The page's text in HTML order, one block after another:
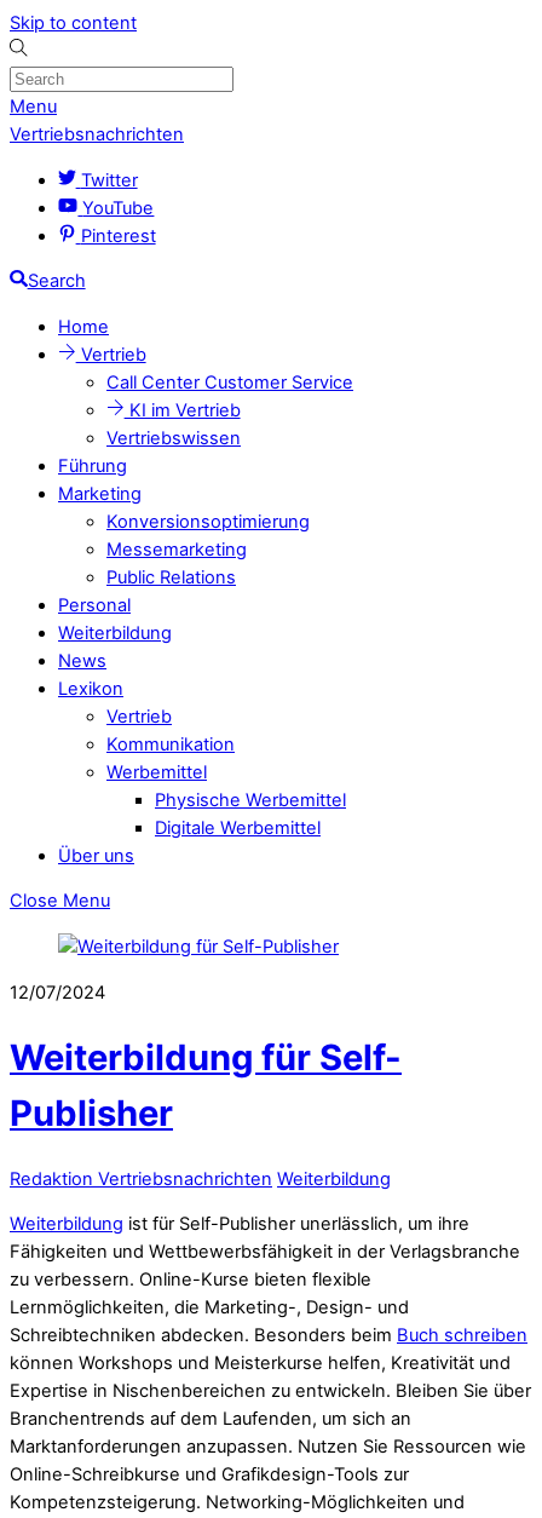
Skip to content
Menu
Vertriebsnachrichten
Twitter
YouTube
Pinterest
Search
Home
Vertrieb
Call Center Customer Service
KI im Vertrieb
Vertriebswissen
Führung
Marketing
Konversionsoptimierung
Messemarketing
Public Relations
Personal
Weiterbildung
News
Lexikon
Vertrieb
Kommunikation
Werbemittel
Physische Werbemittel
Digitale Werbemittel
Über uns
Close Menu
12/07/2024
Weiterbildung für Self-
Publisher
Redaktion Vertriebsnachrichten Weiterbildung
Weiterbildung ist für Self-Publisher unerlässlich, um ihre
Fähigkeiten und Wettbewerbsfähigkeit in der Verlagsbranche
zu verbessern. Online-Kurse bieten flexible
Lernmöglichkeiten, die Marketing-, Design- und
Schreibtechniken abdecken. Besonders beim Buch schreiben
können Workshops und Meisterkurse helfen, Kreativität und
Expertise in Nischenbereichen zu entwickeln. Bleiben Sie über
Branchentrends auf dem Laufenden, um sich an
Marktanforderungen anzupassen. Nutzen Sie Ressourcen wie
Online-Schreibkurse und Grafikdesign-Tools zur
Kompetenzsteigerung. Networking-Möglichkeiten und